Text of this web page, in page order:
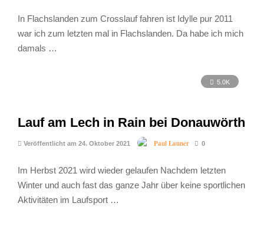
In Flachslanden zum Crosslauf fahren ist Idylle pur 2011
war ich zum letzten mal in Flachslanden. Da habe ich mich
damals …
5.0K
Lauf am Lech in Rain bei Donauwörth
Veröffentlicht am 24. Oktober 2021 Paul Launer 0
Im Herbst 2021 wird wieder gelaufen Nachdem letzten
Winter und auch fast das ganze Jahr über keine sportlichen
Aktivitäten im Laufsport …